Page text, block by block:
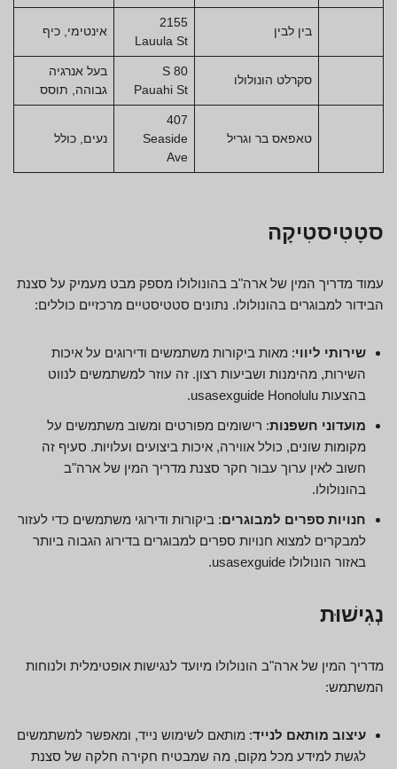
בין לבין
2155
Lauula St
אינטימי, כיף
סקרלט הונולולו
80 S
Pauahi St
בעל אנרגיה
גבוהה, תוסס
טאפאס בר וגריל
407
Seaside
Ave
נעים, כולל
סטָטִיסטִיקָה
עמוד מדריך המין של ארה"ב בהונולולו מספק מבט מעמיק על סצנת
הבידור למבוגרים בהונולולו. נתונים סטטיסטיים מרכזיים כוללים:
שירותי ליווי: מאות ביקורות משתמשים ודירוגים על איכות
השירות, מהימנות ושביעות רצון. זה עוזר למשתמשים לנווט
בהצעות usasexguide Honolulu.
מועדוני חשפנות: רישומים מפורטים ומשוב משתמשים על
מקומות שונים, כולל אווירה, איכות ביצועים ועלויות. סעיף זה
חשוב לאין ערוך עבור חקר סצנת מדריך המין של ארה"ב
בהונולולו.
חנויות ספרים למבוגרים: ביקורות ודירוגי משתמשים כדי לעזור
למבקרים למצוא חנויות ספרים למבוגרים בדירוג הגבוה ביותר
באזור הונולולו usasexguide.
נְגִישׁוּת
מדריך המין של ארה"ב הונולולו מיועד לנגישות אופטימלית ולנוחות
המשתמש:
עיצוב מותאם לנייד: מותאם לשימוש נייד, ומאפשר למשתמשים
לגשת למידע מכל מקום, מה שמבטיח חקירה חלקה של סצנת